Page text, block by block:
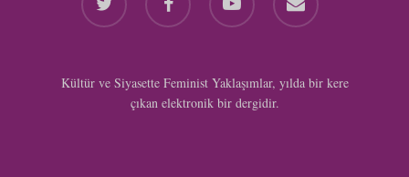
Kültür ve Siyasette Feminist Yaklaşımlar, yılda bir kere
çıkan elektronik bir dergidir.